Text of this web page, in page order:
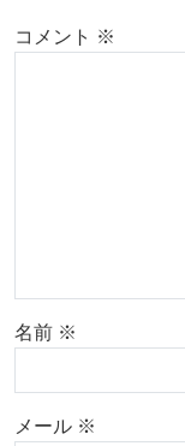
コメント ※
名前 ※
メール ※